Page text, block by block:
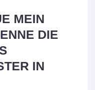
MEIN
DIE
IN